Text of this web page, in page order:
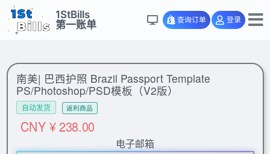
1StBills
第一账单
查询订单 登录
南美| 巴西护照 Brazil Passport Template
PS/Photoshop/PSD模板（V2版）
自动发货 返利商品
CNY ¥ 238.00
电子邮箱